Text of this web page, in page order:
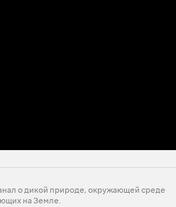
о дикой природе, окружающей среде
на Земле.